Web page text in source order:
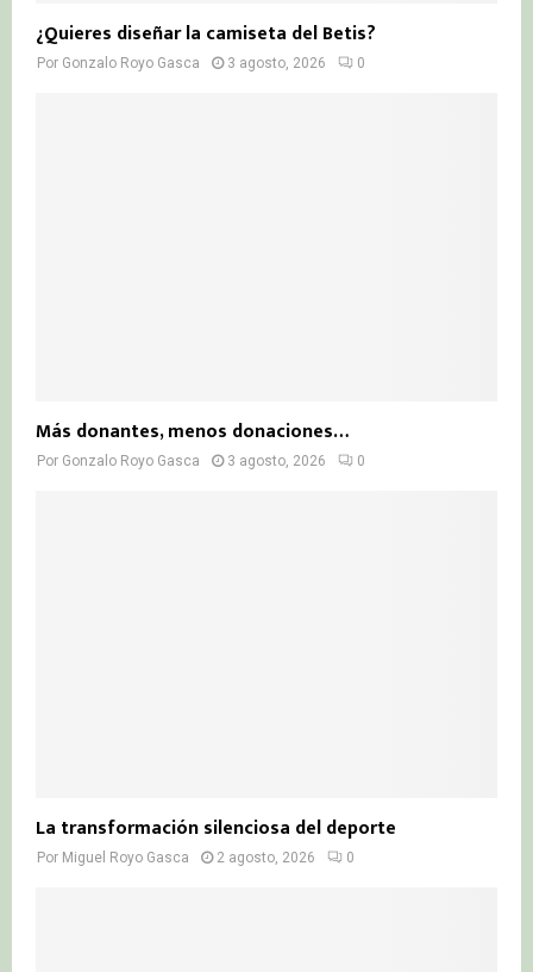
¿Quieres diseñar la camiseta del Betis?
Por Gonzalo Royo Gasca 3 agosto, 2026 0
Más donantes, menos donaciones…
Por Gonzalo Royo Gasca 3 agosto, 2026 0
La transformación silenciosa del deporte
Por Miguel Royo Gasca 2 agosto, 2026 0